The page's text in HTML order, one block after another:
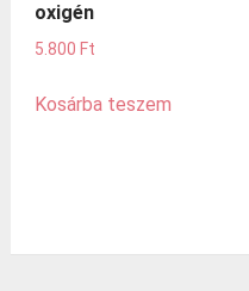
oxigén
5.800 Ft
Kosárba teszem